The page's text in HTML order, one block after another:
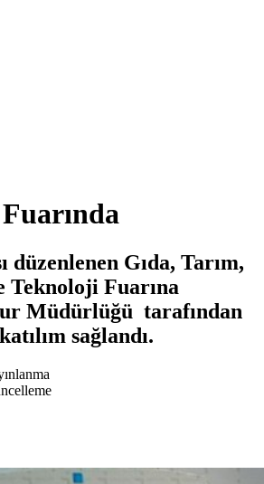
düzenlenen Gıda, Tarım,
Teknoloji Fuarına
Müdürlüğü tarafından
sağlandı.